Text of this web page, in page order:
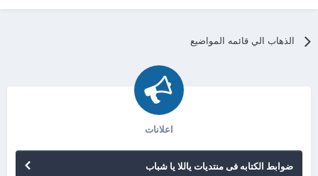
الذهاب الي قائمه المواضيع
اعلانات
ضوابط الكتابه فى منتديات ياللا يا شباب